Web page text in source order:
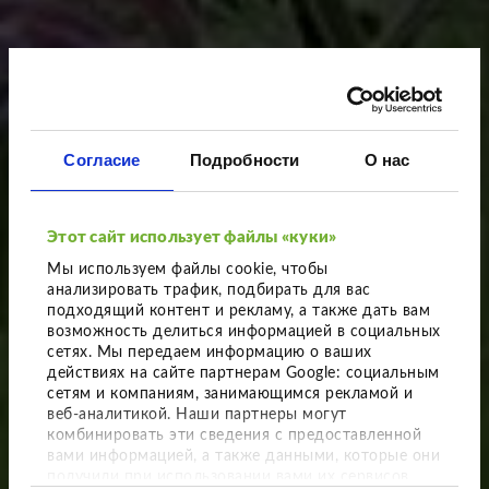
Согласие Подробности О нас
Этот сайт использует файлы «куки»
Мы используем файлы cookie, чтобы
анализировать трафик, подбирать для вас
подходящий контент и рекламу, а также дать вам
возможность делиться информацией в социальных
сетях. Мы передаем информацию о ваших
действиях на сайте партнерам Google: социальным
сетям и компаниям, занимающимся рекламой и
веб-аналитикой. Наши партнеры могут
комбинировать эти сведения с предоставленной
вами информацией, а также данными, которые они
Разнообразная основа
Почвопокровные растения, многолетники и
злаки